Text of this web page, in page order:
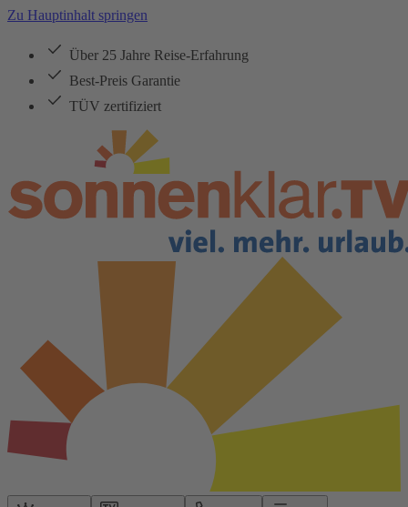
Zu Hauptinhalt springen
Über 25 Jahre Reise-Erfahrung
Best-Preis Garantie
TÜV zertifiziert